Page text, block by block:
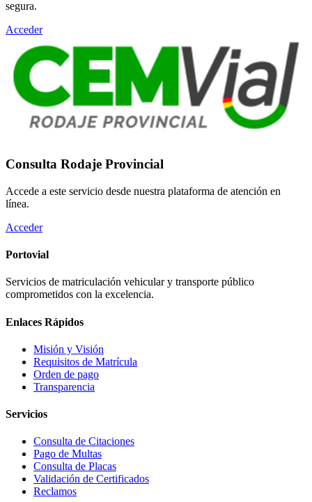
segura.
Acceder
Consulta Rodaje Provincial
Accede a este servicio desde nuestra plataforma de atención en
línea.
Acceder
Portovial
Servicios de matriculación vehicular y transporte público
comprometidos con la excelencia.
Enlaces Rápidos
Misión y Visión
Requisitos de Matrícula
Orden de pago
Transparencia
Servicios
Consulta de Citaciones
Pago de Multas
Consulta de Placas
Validación de Certificados
Reclamos